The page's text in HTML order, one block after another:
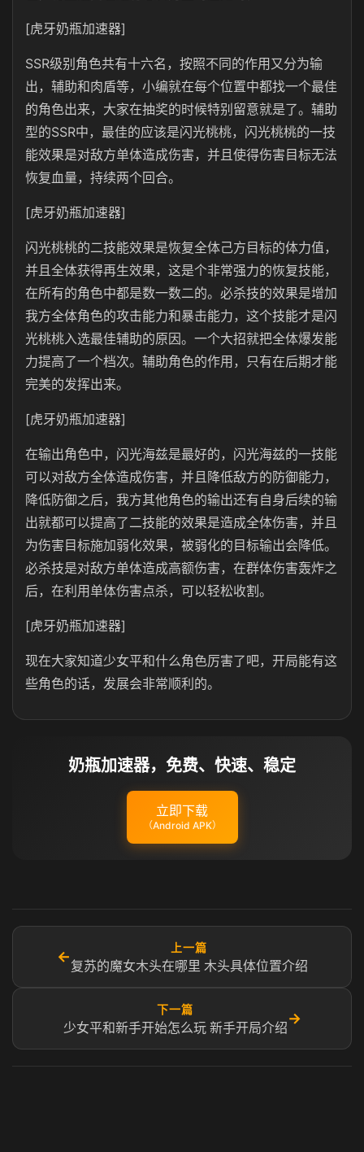
[虎牙奶瓶加速器]
SSR级别角色共有十六名，按照不同的作用又分为输
出，辅助和肉盾等，小编就在每个位置中都找一个最佳
的角色出来，大家在抽奖的时候特别留意就是了。辅助
型的SSR中，最佳的应该是闪光桃桃，闪光桃桃的一技
能效果是对敌方单体造成伤害，并且使得伤害目标无法
恢复血量，持续两个回合。
[虎牙奶瓶加速器]
闪光桃桃的二技能效果是恢复全体己方目标的体力值，
并且全体获得再生效果，这是个非常强力的恢复技能，
在所有的角色中都是数一数二的。必杀技的效果是增加
我方全体角色的攻击能力和暴击能力，这个技能才是闪
光桃桃入选最佳辅助的原因。一个大招就把全体爆发能
力提高了一个档次。辅助角色的作用，只有在后期才能
完美的发挥出来。
[虎牙奶瓶加速器]
在输出角色中，闪光海兹是最好的，闪光海兹的一技能
可以对敌方全体造成伤害，并且降低敌方的防御能力，
降低防御之后，我方其他角色的输出还有自身后续的输
出就都可以提高了二技能的效果是造成全体伤害，并且
为伤害目标施加弱化效果，被弱化的目标输出会降低。
必杀技是对敌方单体造成高额伤害，在群体伤害轰炸之
后，在利用单体伤害点杀，可以轻松收割。
[虎牙奶瓶加速器]
现在大家知道少女平和什么角色厉害了吧，开局能有这
些角色的话，发展会非常顺利的。
奶瓶加速器，免费、快速、稳定
立即下载
（Android APK）
←
上一篇
复苏的魔女木头在哪里 木头具体位置介绍
下一篇
少女平和新手开始怎么玩 新手开局介绍
→